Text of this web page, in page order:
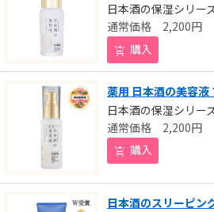
日本酒の保湿シリー
2,200円
購入
薬用 日本酒の美容
日本酒の保湿シリー
2,200円
購入
日本酒のスリーピン